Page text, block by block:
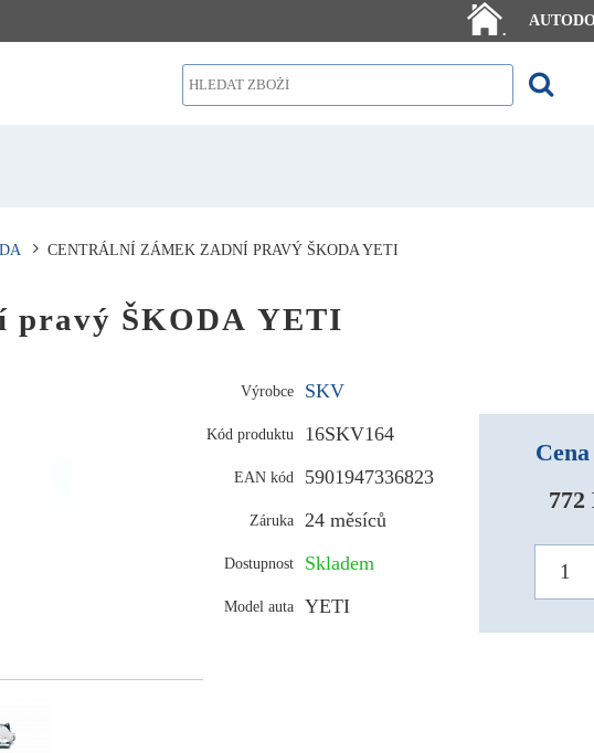
.
CENTRÁLNÍ ZÁMEK ZADNÍ PRAVÝ ŠKODA YETI
pravý ŠKODA YETI
Výrobce SKV
Kód produktu 16SKV164
EAN kód 5901947336823
Záruka 24 měsíců
Dostupnost Skladem
Model auta YETI